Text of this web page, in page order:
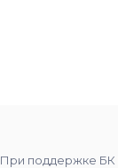
При поддержке БК